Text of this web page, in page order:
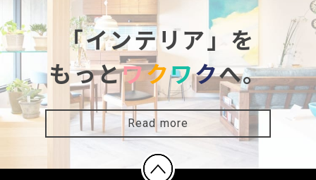
「インテリア」を
もっとワクワクへ。
Read more